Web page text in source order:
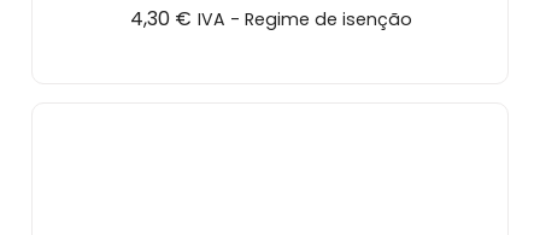
4,30 € IVA - Regime de isenção